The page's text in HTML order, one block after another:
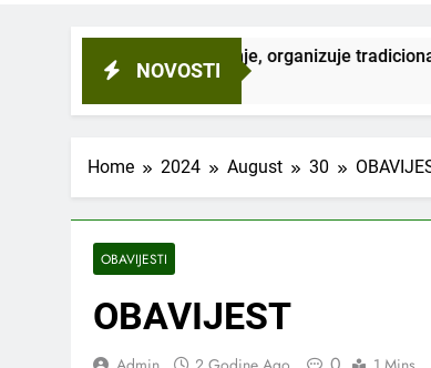
NOVOSTI
i obrazovanje, organizuje tradicionalnu
Home 2024 August 30
OBAVIJESTI
OBAVIJEST